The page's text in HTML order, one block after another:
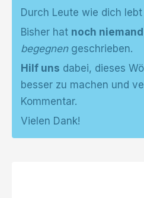
Durch Leute wie dich
Bisher hat noch niemand
begegnengeschrieben.
Hilf uns dabei, dieses
besser zu machen und
Kommentar.
Vielen Dank!